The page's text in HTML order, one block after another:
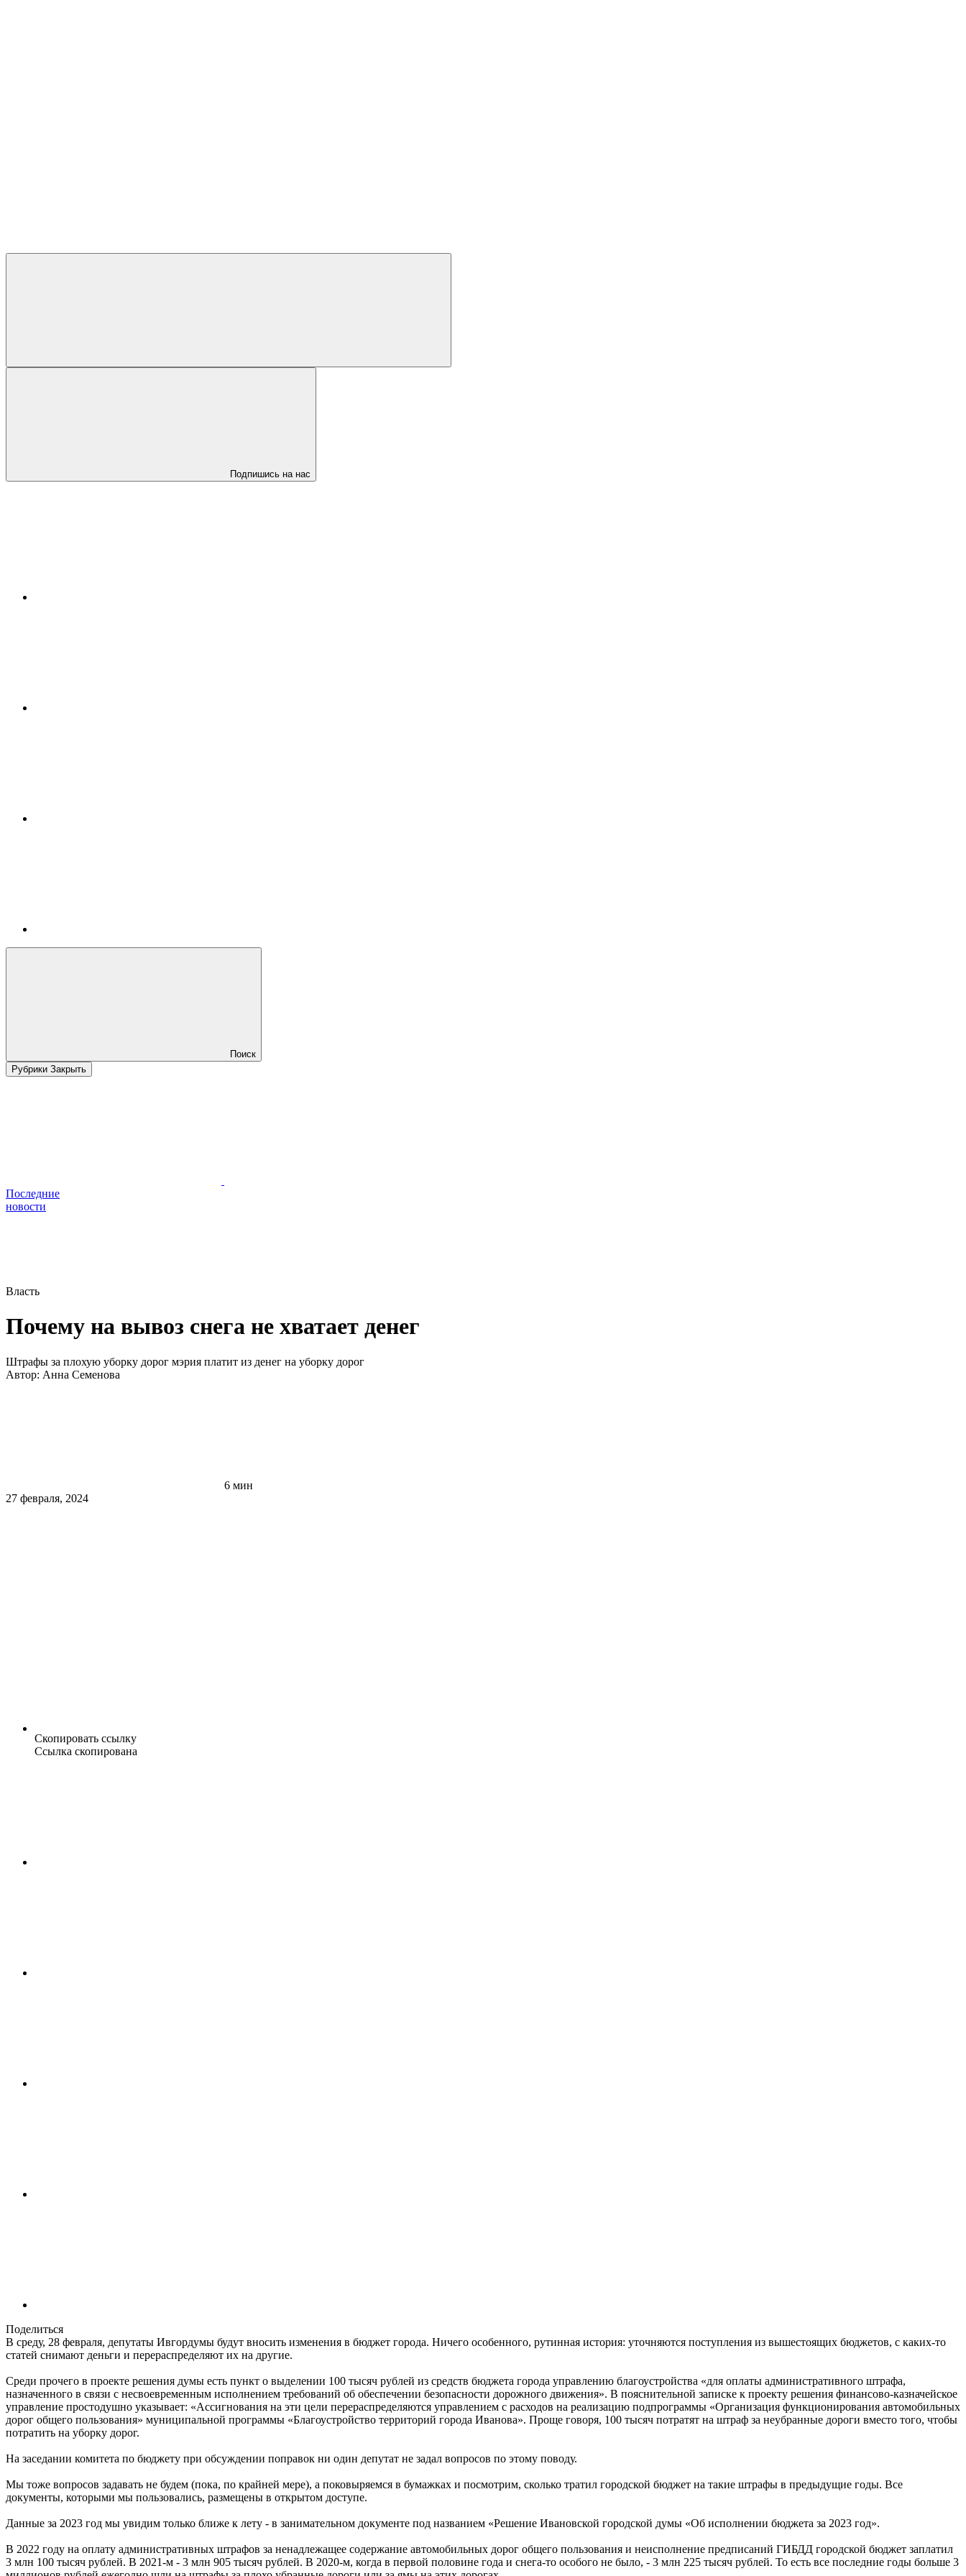
Подпишись на нас
Поиск
Рубрики Закрыть
Последние
новости
Власть
Почему на вывоз снега не хватает денег
Штрафы за плохую уборку дорог мэрия платит из денег на уборку дорог
Автор: Анна Семенова
6 мин
27 февраля, 2024
Скопировать ссылку
Ссылка скопирована
Поделиться
В среду, 28 февраля, депутаты Ивгордумы будут вносить изменения в бюджет города. Ничего особенного, рутинная история: уточняются поступления из вышестоящих бюджетов, с каких-то
статей снимают деньги и перераспределяют их на другие.
Среди прочего в проекте решения думы есть пункт о выделении 100 тысяч рублей из средств бюджета города управлению благоустройства «для оплаты административного штрафа,
назначенного в связи с несвоевременным исполнением требований об обеспечении безопасности дорожного движения». В пояснительной записке к проекту решения финансово-казначейское
управление простодушно указывает: «Ассигнования на эти цели перераспределяются управлением с расходов на реализацию подпрограммы «Организация функционирования автомобильных
дорог общего пользования» муниципальной программы «Благоустройство территорий города Иванова». Проще говоря, 100 тысяч потратят на штраф за неубранные дороги вместо того, чтобы
потратить на уборку дорог.
На заседании комитета по бюджету при обсуждении поправок ни один депутат не задал вопросов по этому поводу.
Мы тоже вопросов задавать не будем (пока, по крайней мере), а поковыряемся в бумажках и посмотрим, сколько тратил городской бюджет на такие штрафы в предыдущие годы. Все
документы, которыми мы пользовались, размещены в открытом доступе.
Данные за 2023 год мы увидим только ближе к лету - в занимательном документе под названием «Решение Ивановской городской думы «Об исполнении бюджета за 2023 год».
В 2022 году на оплату административных штрафов за ненадлежащее содержание автомобильных дорог общего пользования и неисполнение предписаний ГИБДД городской бюджет заплатил
3 млн 100 тысяч рублей. В 2021-м - 3 млн 905 тысяч рублей. В 2020-м, когда в первой половине года и снега-то особого не было, - 3 млн 225 тысяч рублей. То есть все последние годы больше 3